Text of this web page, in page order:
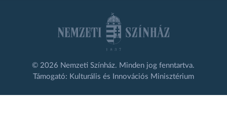
© 2026 Nemzeti Színház. Minden jog fenntartva.
Támogató: Kulturális és Innovációs Minisztérium